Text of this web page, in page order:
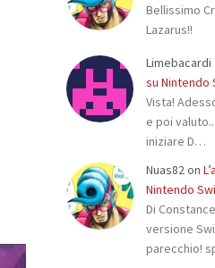
Bellissimo
Lazarus!!
Limebacardi
su Nintendo
Vista!
e poi
iniziare D…
Nuas82on
Nintendo
Di
versione
parecchio!